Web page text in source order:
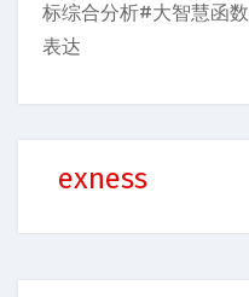
标综合分析#大智慧函
表达
exness